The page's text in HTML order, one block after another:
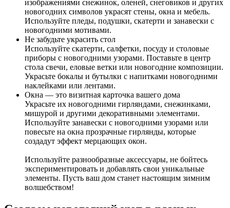
изображениями снежинок, оленей, снеговиков и других
новогодних символов украсят стены, окна и мебель.
Используйте пледы, подушки, скатерти и занавески с
новогодними мотивами.
Не забудьте украсить стол
Используйте скатерти, салфетки, посуду и столовые
приборы с новогодними узорами. Поставьте в центр
стола свечи, еловые ветки или новогодние композиции.
Украсьте бокалы и бутылки с напитками новогодними
наклейками или лентами.
Окна — это визитная карточка вашего дома
Украсьте их новогодними гирляндами, снежинками,
мишурой и другими декоративными элементами.
Используйте занавески с новогодними узорами или
повесьте на окна прозрачные гирлянды, которые
создадут эффект мерцающих окон.
Используйте разнообразные аксессуары, не бойтесь
экспериментировать и добавлять свои уникальные
элементы. Пусть ваш дом станет настоящим зимним
волшебством!